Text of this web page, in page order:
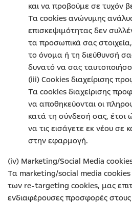
και να προβούμε σε τυχόν
Τα cookies ανώνυμης
επισκεψιμότητας δεν
τα προσωπικά σας
το όνομα ή τη διεύθυνσή
δυνατό να σας
(iii) Cookies διαχείρισης
Τα cookies διαχείρισης
να αποθηκεύονται οι
κατά τη σύνδεσή σας, έτσι
να τις εισάγετε εκ νέου σε
στην εφαρμογή.
(iv) Marketing/Social Media
Τα marketing/social media
των re-targeting cookies, μας
ενδιαφέρουσες προσφορές